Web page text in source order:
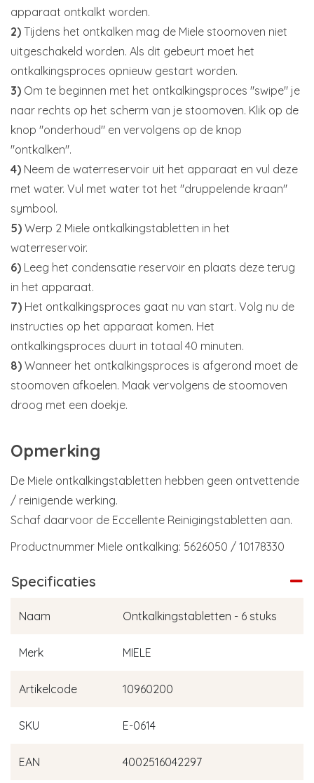
apparaat ontkalkt worden.
2) Tijdens het ontkalken mag de Miele stoomoven niet
uitgeschakeld worden. Als dit gebeurt moet het
ontkalkingsproces opnieuw gestart worden.
3) Om te beginnen met het ontkalkingsproces "swipe" je
naar rechts op het scherm van je stoomoven. Klik op de
knop "onderhoud" en vervolgens op de knop
"ontkalken".
4) Neem de waterreservoir uit het apparaat en vul deze
met water. Vul met water tot het "druppelende kraan"
symbool.
5) Werp 2 Miele ontkalkingstabletten in het
waterreservoir.
6) Leeg het condensatie reservoir en plaats deze terug
in het apparaat.
7) Het ontkalkingsproces gaat nu van start. Volg nu de
instructies op het apparaat komen. Het
ontkalkingsproces duurt in totaal 40 minuten.
8) Wanneer het ontkalkingsproces is afgerond moet de
stoomoven afkoelen. Maak vervolgens de stoomoven
droog met een doekje.
Opmerking
De Miele ontkalkingstabletten hebben geen ontvettende
/ reinigende werking.
Schaf daarvoor de Eccellente Reinigingstabletten aan.
Productnummer Miele ontkalking: 5626050 / 10178330
Specificaties
Naam Ontkalkingstabletten - 6 stuks
Merk MIELE
Artikelcode 10960200
SKU E-0614
EAN 4002516042297